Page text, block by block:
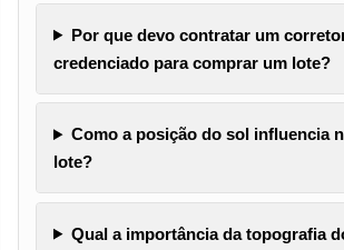
Por que devo contratar um
credenciado para comprar um lote?
Como a posição do sol influencia
lote?
Qual a importância da topografia